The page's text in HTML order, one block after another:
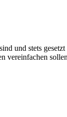
und stets
vereinfachen